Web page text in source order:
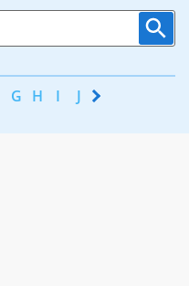
G H I J K